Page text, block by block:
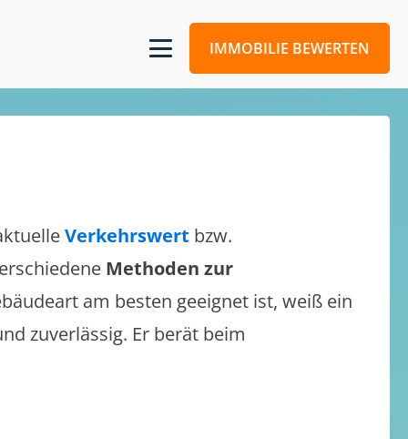
IMMOBILIE BEWERTEN
Verkehrswert bzw.
Methoden zur
am besten geeignet ist, weiß ein
zuverlässig. Er berät beim